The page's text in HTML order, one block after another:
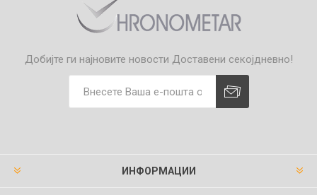
Добијте ги најновите новости Доставени секојдневно!
ИНФОРМАЦИИ